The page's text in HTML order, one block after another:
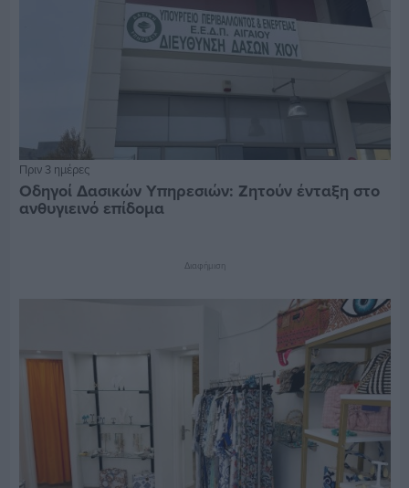
Πριν 3 ημέρες
Οδηγοί Δασικών Υπηρεσιών: Ζητούν ένταξη στο
ανθυγιεινό επίδομα
Διαφήμιση